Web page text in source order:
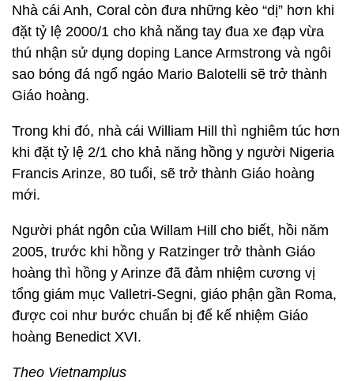
Nhà cái Anh, Coral còn đưa những kèo “dị” hơn khi
đặt tỷ lệ 2000/1 cho khả năng tay đua xe đạp vừa
thú nhận sử dụng doping Lance Armstrong và ngôi
sao bóng đá ngổ ngáo Mario Balotelli sẽ trở thành
Giáo hoàng.
Trong khi đó, nhà cái William Hill thì nghiêm túc hơn
khi đặt tỷ lệ 2/1 cho khả năng hồng y người Nigeria
Francis Arinze, 80 tuổi, sẽ trở thành Giáo hoàng
mới.
Người phát ngôn của Willam Hill cho biết, hồi năm
2005, trước khi hồng y Ratzinger trở thành Giáo
hoàng thì hồng y Arinze đã đảm nhiệm cương vị
tổng giám mục Valletri-Segni, giáo phận gần Roma,
được coi như bước chuẩn bị để kế nhiệm Giáo
hoàng Benedict XVI.
Theo Vietnamplus